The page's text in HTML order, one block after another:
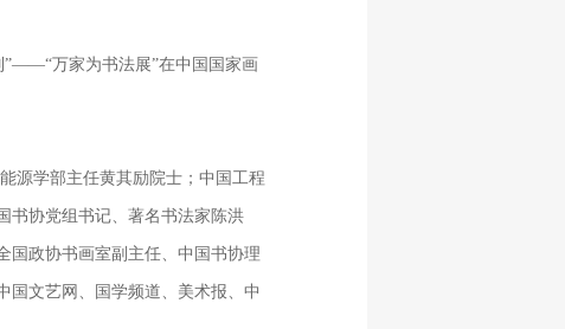
”——“万家为书法展”在中国国家画
源学部主任黄其励院士；中国工程
书协党组书记、著名书法家陈洪
国政协书画室副主任、中国书协理
国文艺网、国学频道、美术报、中